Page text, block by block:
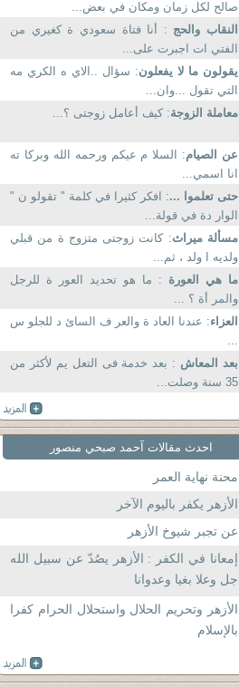
صالح لكل زمان ومكان في بعض...
النقاب والحج : أنا فتاة سعودي ة كغيري من
الفتي ات اجبرت على...
يقولون ما لا يفعلون: سؤال ..الاي ه الكري مه
التي تقول ...وان...
معاملة الزوجة: كيف أعامل زوجتى ؟...
عن الصيام: السلا م عيكم ورحمه الله وبركا ته
انا اسمي...
حتى تعلموا ...: افكر كثيرا في كلمة " تقولو ن "
الوار دة في قولة...
مسألة ميراث: كانت زوجتى متزوج ة من قبلي
ولديه ا ولد ، ثم...
ما هي العورة : ما هو تحديد العور ة للرجل
والمر أة ؟ ...
العزاء: عندنا العاد ة والعر ف السائ د للجلو س
...
بعد المعاش : بعد خدمة فى التعل يم لأكثر من
35 سنة وصلت...
احدث مقالات آحمد صبحي منصور
محنة نهاية العمر
الأزهر يكفر باليوم الآخر
عن تجبر شيوخ الأزهر
إمعانا في الكفر : الأزهر يصُدّ عن سبيل الله
جل وعلا بغيا وعدوانا
الأزهر وتحريم الحلال واستحلال الحرام كفرا
بالإسلام